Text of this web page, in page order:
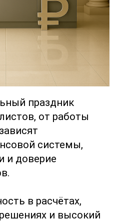
праздник
от работы
системы,
и доверие
в расчётах,
и высокий